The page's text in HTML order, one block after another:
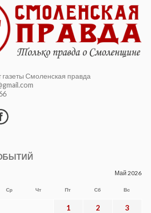
Смоленская правда
Май 2026
Ср Чт Пт Сб Вс
1 2 3